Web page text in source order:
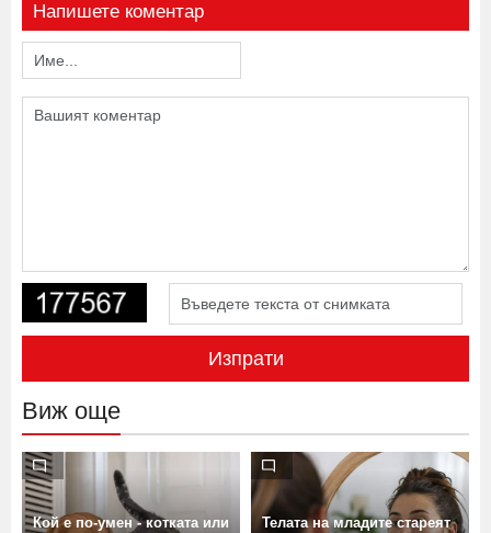
Напишете коментар
Изпрати
Виж още
Кой е по-умен - котката или Телата на младите стареят